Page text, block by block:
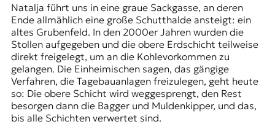
Natalja führt uns in eine graue Sackgasse, an deren
Ende allmählich eine große Schutthalde ansteigt: ein
altes Grubenfeld. In den 2000er Jahren wurden die
Stollen aufgegeben und die obere Erdschicht teilweise
direkt freigelegt, um an die Kohlevorkommen zu
gelangen. Die Einheimischen sagen, das gängige
Verfahren, die Tagebauanlagen freizulegen, geht heute
so: Die obere Schicht wird weggesprengt, den Rest
besorgen dann die Bagger und Muldenkipper, und das,
bis alle Schichten verwertet sind.